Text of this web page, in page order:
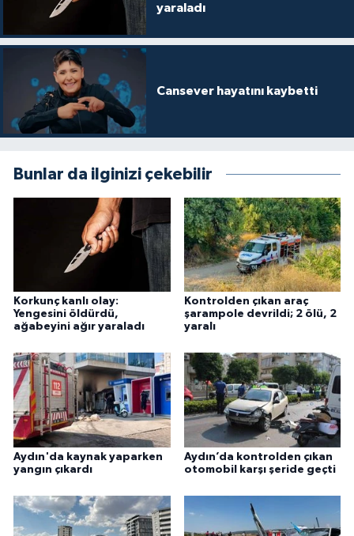
yaraladı
Cansever hayatını kaybetti
Bunlar da ilginizi çekebilir
Korkunç kanlı olay:
Yengesini öldürdü,
ağabeyini ağır yaraladı
Kontrolden çıkan araç
şarampole devrildi; 2 ölü, 2
yaralı
Aydın'da kaynak yaparken
yangın çıkardı
Aydın’da kontrolden çıkan
otomobil karşı şeride geçti